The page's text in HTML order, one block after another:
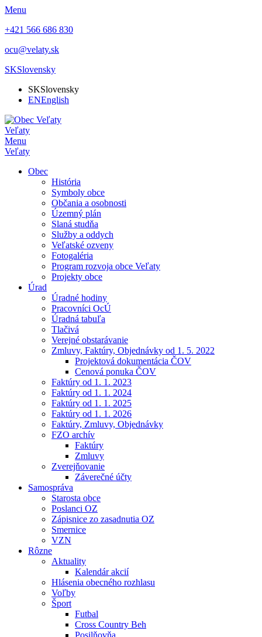
Menu
+421 566 686 830
ocu@velaty.sk
SKSlovensky
SKSlovensky
ENEnglish
Veľaty
Menu
Veľaty
Obec
História
Symboly obce
Občania a osobnosti
Územný plán
Slaná studňa
Služby a oddych
Veľatské ozveny
Fotogaléria
Program rozvoja obce Veľaty
Projekty obce
Úrad
Úradné hodiny
Pracovníci OcÚ
Úradná tabuľa
Tlačivá
Verejné obstarávanie
Zmluvy, Faktúry, Objednávky od 1. 5. 2022
Projektová dokumentácia ČOV
Cenová ponuka ČOV
Faktúry od 1. 1. 2023
Faktúry od 1. 1. 2024
Faktúry od 1. 1. 2025
Faktúry od 1. 1. 2026
Faktúry, Zmluvy, Objednávky
FZO archív
Faktúry
Zmluvy
Zverejňovanie
Záverečné účty
Samospráva
Starosta obce
Poslanci OZ
Zápisnice zo zasadnutia OZ
Smernice
VZN
Rôzne
Aktuality
Kalendár akcií
Hlásenia obecného rozhlasu
Voľby
Šport
Futbal
Cross Country Beh
Posilňovňa